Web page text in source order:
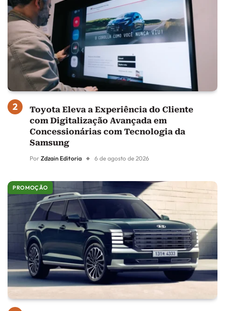
Toyota Eleva a Experiência do Cliente
com Digitalização Avançada em
Concessionárias com Tecnologia da
Samsung
Por Zdzain Editoria 6 de agosto de 2026
PROMOÇÃO